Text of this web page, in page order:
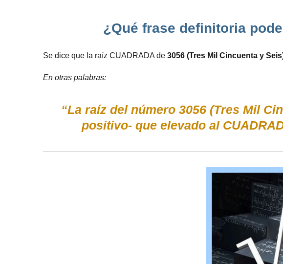
¿Qué frase definitoria
Se dice que la raíz CUADRADA de 3056 (Tres Mil Cincuenta y
En otras palabras:
“La raíz del número 3056 (Tres Mil
positivo- que elevado al